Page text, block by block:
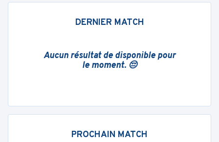
DERNIER MATCH
Aucun résultat de disponible pour
le moment. 😔
PROCHAIN MATCH